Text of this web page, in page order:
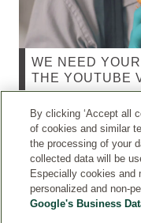
WE NEED
THE YOUTUBE
We use a third-party
This service may
Please read the
watch this video
Cookie Settings
KUNDESERVICE
By clicking ‘Accept all
of cookies and similar
the processing of your
collected data will be
Especially cookies and
personalized and non-
Google's Business